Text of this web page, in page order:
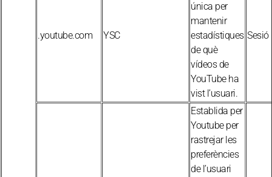
.youtube.com YSC
única per
mantenir
estadístiques
de què
vídeos de
YouTube ha
vist l’usuari.
Sesió
Establida per
Youtube per
rastrejar les
preferències
de l’usuari